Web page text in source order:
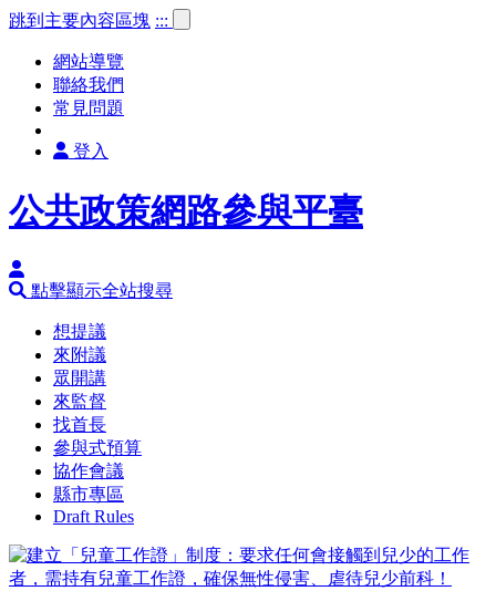
跳到主要內容區塊 :::
網站導覽
聯絡我們
常見問題
登入
公共政策網路參與平臺
點擊顯示全站搜尋
想提議
來附議
眾開講
來監督
找首長
參與式預算
協作會議
縣市專區
Draft Rules